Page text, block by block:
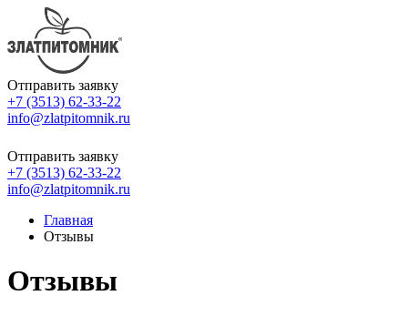
Отправить заявку
+7 (3513) 62-33-22
info@zlatpitomnik.ru
Отправить заявку
+7 (3513) 62-33-22
info@zlatpitomnik.ru
Главная
Отзывы
Отзывы